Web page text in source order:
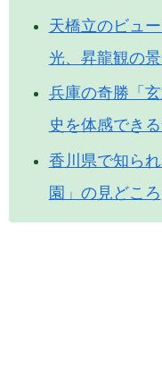
天橋立のビュ
光、昇龍観の
兵庫の奇勝「
史を体感でき
香川県で知ら
園」の見どころ